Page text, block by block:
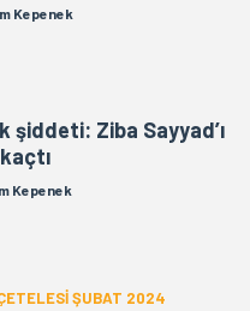
Kepenek
şiddeti: Ziba Sayyad’ı
Kepenek
ŞUBAT 2024